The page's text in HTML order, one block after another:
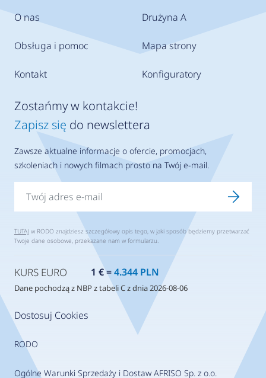
O nas
Obsługa i pomoc
Kontakt
Drużyna A
Mapa strony
Konfiguratory
Dostosuj Cookies
RODO
Ogólne Warunki Sprzedaży i Dostaw AFRISO Sp. z o.o.
Zostańmy w kontakcie!
Zapisz się do newslettera
Zawsze aktualne informacje o ofercie, promocjach,
szkoleniach i nowych filmach prosto na Twój e-mail.
TUTAJ w RODO znajdziesz szczegółowy opis tego, w jaki sposób będziemy przetwarzać
Twoje dane osobowe, przekazane nam w formularzu.
KURS EURO 1 € =4.344 PLN
Dane pochodzą z NBP z tabeli C z dnia 2026-08-06